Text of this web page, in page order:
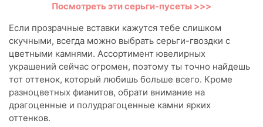
Посмотреть эти серьги-пусеты >>>
Если прозрачные вставки кажутся тебе слишком
скучными, всегда можно выбрать серьги-гвоздки с
цветными камнями. Ассортимент ювелирных
украшений сейчас огромен, поэтому ты точно найдешь
тот оттенок, который любишь больше всего. Кроме
разноцветных фианитов, обрати внимание на
драгоценные и полудрагоценные камни ярких
оттенков.